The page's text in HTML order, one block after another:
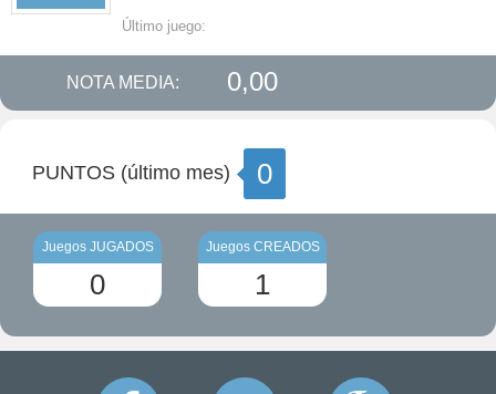
Último juego:
NOTA MEDIA: 0,00
PUNTOS (último mes) 0
Juegos JUGADOS
0
Juegos CREADOS
1